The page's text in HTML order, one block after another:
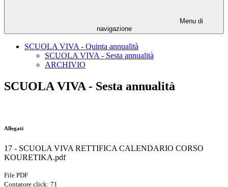
Menu di
navigazione
SCUOLA VIVA - Quinta annualità
SCUOLA VIVA - Sesta annualità
ARCHIVIO
SCUOLA VIVA - Sesta annualità
Allegati
17 - SCUOLA VIVA RETTIFICA CALENDARIO CORSO
KOURETIKA.pdf
File PDF
Contatore click: 71